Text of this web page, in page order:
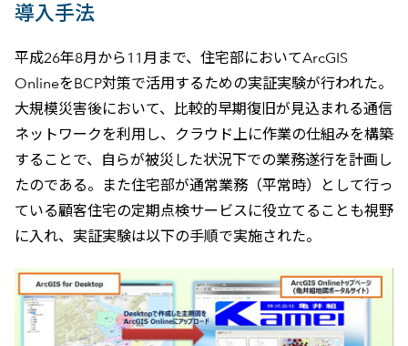
導入手法
平成26年8月から11月まで、住宅部においてArcGIS
OnlineをBCP対策で活用するための実証実験が行われた。
大規模災害後において、比較的早期復旧が見込まれる通信
ネットワークを利用し、クラウド上に作業の仕組みを構築
することで、自らが被災した状況下での業務遂行を計画し
たのである。また住宅部が通常業務（平常時）として行っ
ている顧客住宅の定期点検サービスに役立てることも視野
に入れ、実証実験は以下の手順で実施された。